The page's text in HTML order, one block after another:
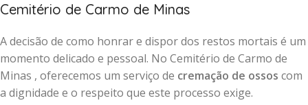
Cemitério de Carmo de Minas
A decisão de como honrar e dispor dos restos mortais é um
momento delicado e pessoal. No Cemitério de Carmo de
Minas , oferecemos um serviço de cremação de ossos com
a dignidade e o respeito que este processo exige.